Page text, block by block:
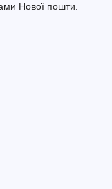
Нової пошти.